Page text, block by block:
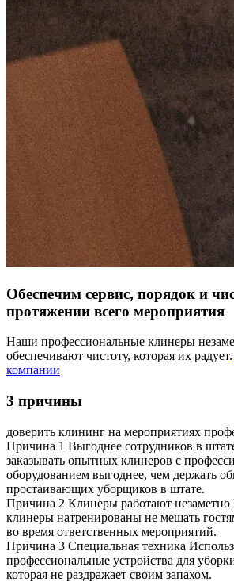
Обеспечим сервис, порядок и
протяжении всего мероприятия
Наши профессиональные клинеры
обеспечивают чистоту, которая их радует.
компании
3 причины
доверить клининг на мероприятиях
Причина 1 Выгоднее сотрудников в
заказывать опытных клинеров с
оборудованием выгоднее, чем держать
простаивающих уборщиков в штате.
Причина 2 Клинеры работают незаметно
клинеры натренированы не мешать
во время ответственных мероприятий.
Причина 3 Специальная техника
профессиональные устройства для
которая не раздражает своим запахом.